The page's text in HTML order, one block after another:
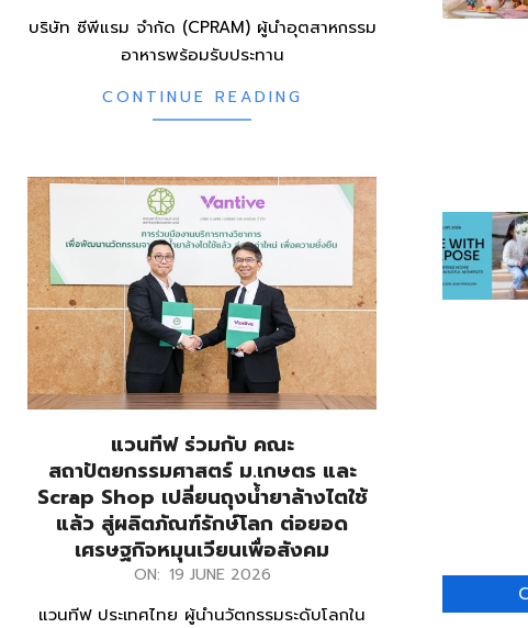
06-
บริษัท ซีพีแรม จำกัด (CPRAM) ผู้นำอุตสาหกรรม
อาหารพร้อมรับประทาน
CONTINUE READING
แวนทีฟ ร่วมกับ คณะ
สถาปัตยกรรมศาสตร์ ม.เกษตร และ
Scrap Shop เปลี่ยนถุงน้ำยาล้างไตใช้
แล้ว สู่ผลิตภัณฑ์รักษ์โลก ต่อยอด
เศรษฐกิจหมุนเวียนเพื่อสังคม
ON: 19 JUNE 2026
แวนทีฟ ประเทศไทย ผู้นำนวัตกรรมระดับโลกใน